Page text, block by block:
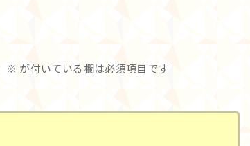
※ が付いている欄は必須項目です